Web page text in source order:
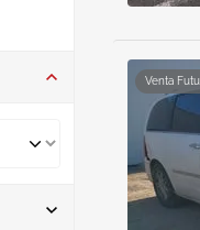
Venta